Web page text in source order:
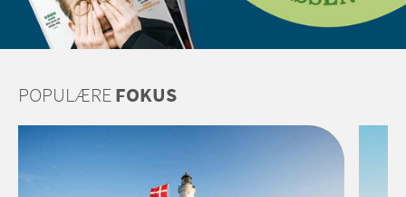
POPULÆREFOKUS